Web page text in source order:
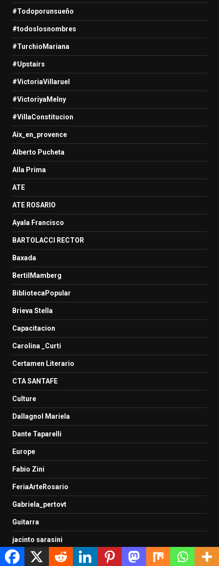
#Todoporunsueño
#todoslosnombres
#TurchioMariana
#Upstairs
#VictoriaVillaruel
#VictoriyaMelny
#VillaConstitucion
Aix_en_provence
Alberto Pucheta
Alla Prima
ATE
ATE ROSARIO
Ayala Francisco
BARTOLACCI RECTOR
Baxada
BertilMamberg
BibliotecaPopular
Brieva Stella
Capacitacion
Carolina _Curti
Certamen Literario
CTA SANTAFE
Culture
Dallagnol Mariela
Dante Taparelli
Europe
Fabio Zini
FeriaArteRosario
Gabriela_pertovt
Guitarra
jacinto sarasini
juanele ortiz